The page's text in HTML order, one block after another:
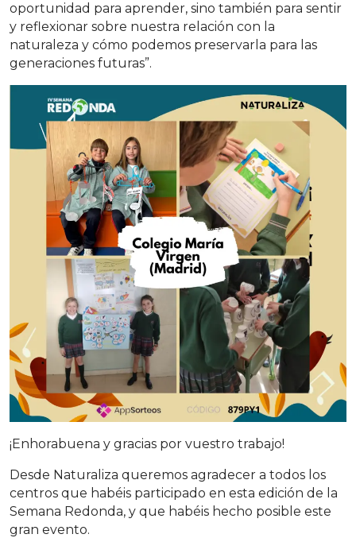
oportunidad para aprender, sino también para sentir
y reflexionar sobre nuestra relación con la
naturaleza y cómo podemos preservarla para las
generaciones futuras”.
¡Enhorabuena y gracias por vuestro trabajo!
Desde Naturaliza queremos agradecer a todos los
centros que habéis participado en esta edición de la
Semana Redonda, y que habéis hecho posible este
gran evento.